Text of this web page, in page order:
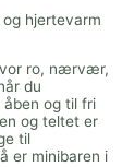
hjertevarm
ro, nærvær,
du
og til fri
og teltet er
til
er minibaren i